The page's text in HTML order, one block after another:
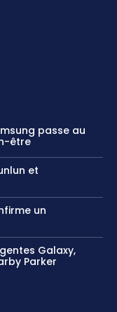
passe au
être
et
un
Galaxy,
Parker